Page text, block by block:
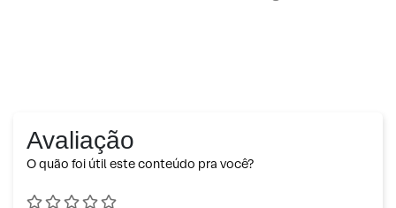
Avaliação
O quão foi útil este conteúdo pra você?